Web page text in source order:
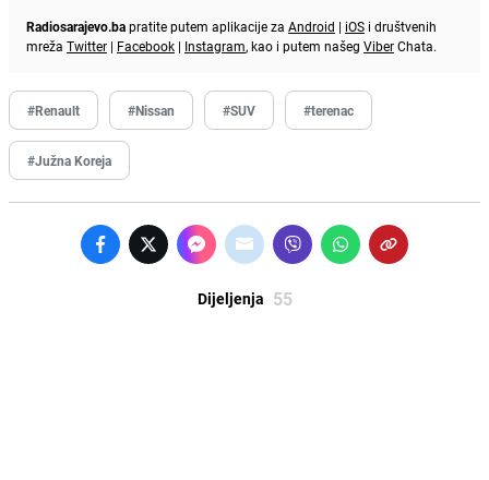
Radiosarajevo.bapratite putem aplikacije za Android | iOS i društvenih
mreža Twitter | Facebook | Instagram, kao i putem našeg ViberChata.
#Renault #Nissan #SUV #terenac
#Južna Koreja
Dijeljenja 55